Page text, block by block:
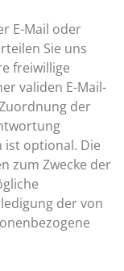
E-Mail oder
Sie uns
freiwillige
validen E-Mail-
der
ist optional. Die
zum Zwecke der
der von